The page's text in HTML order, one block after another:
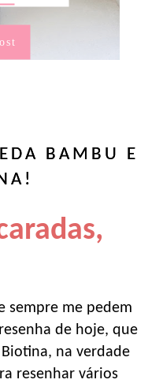
BAMBU E
sempre me pedem
de hoje, que
na verdade
resenhar vários